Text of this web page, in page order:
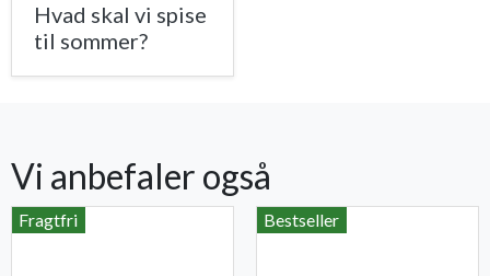
Hvad skal vi spise
til sommer?
Vi anbefaler også
Fragtfri Bestseller